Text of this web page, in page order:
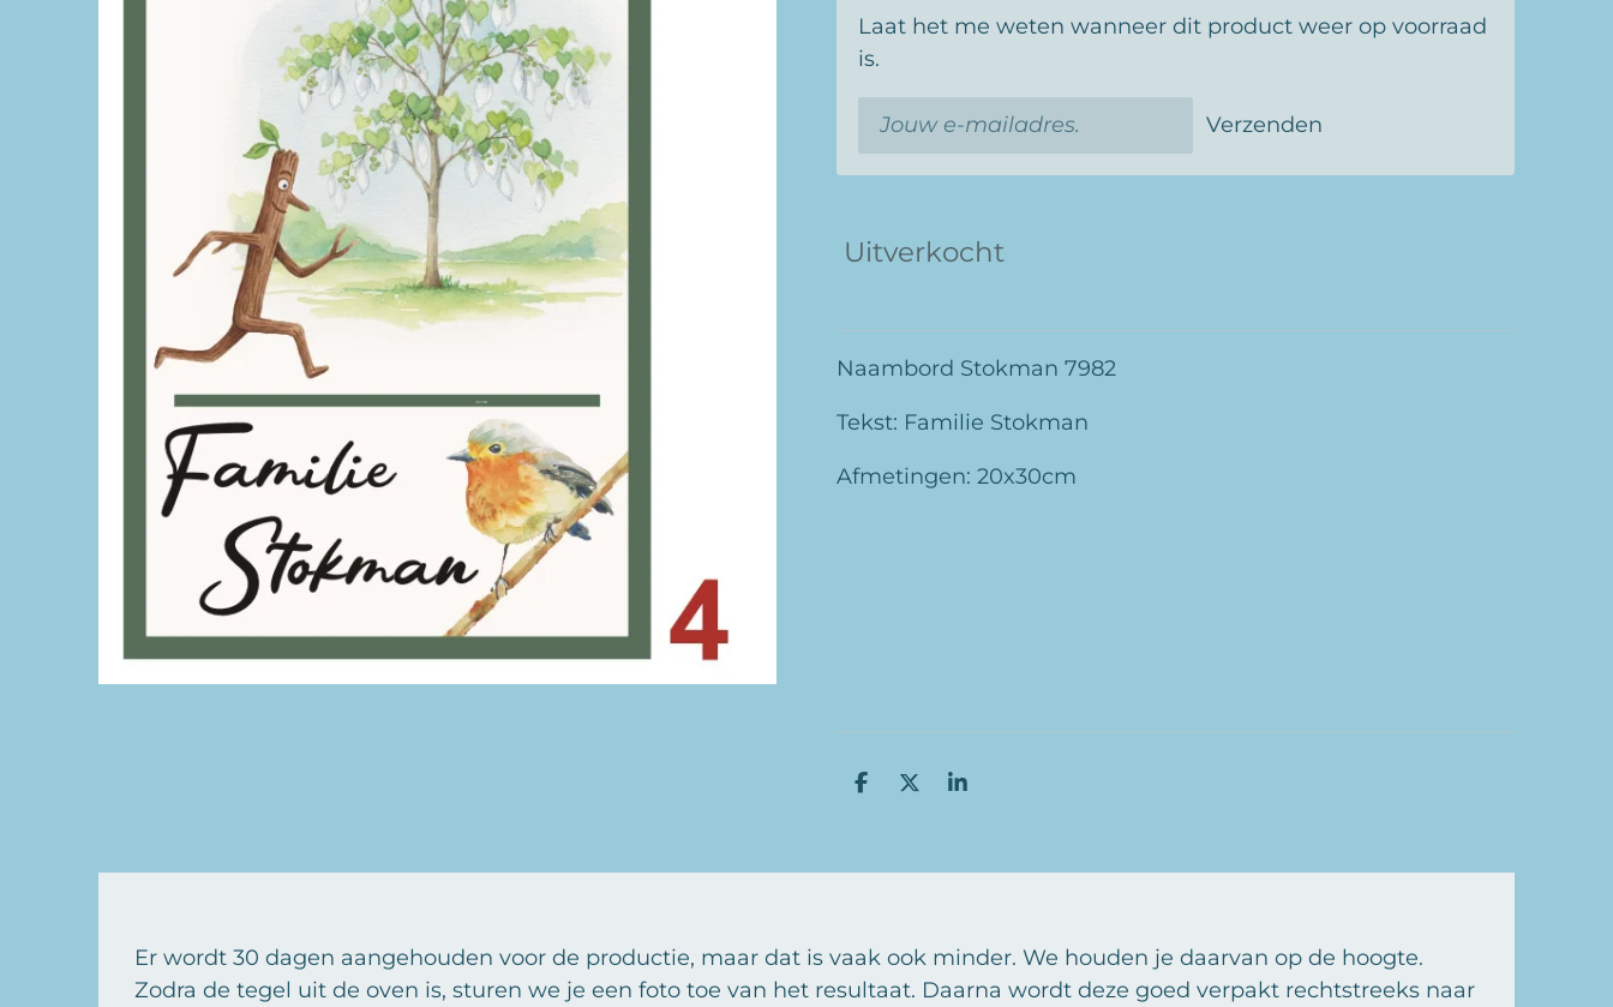
Laat het me weten wanneer dit product weer op voorraad
is.
Verzenden
Uitverkocht
Naambord Stokman 7982
Tekst: Familie Stokman
Afmetingen: 20x30cm
D
n
D
S
e
Er wordt 30 dagen aangehouden voor de productie, maar dat is vaak ook minder. We houden je daarvan op de hoogte.
Zodra de tegel uit de oven is, sturen we je een foto toe van het resultaat. Daarna wordt deze goed verpakt rechtstreeks naar